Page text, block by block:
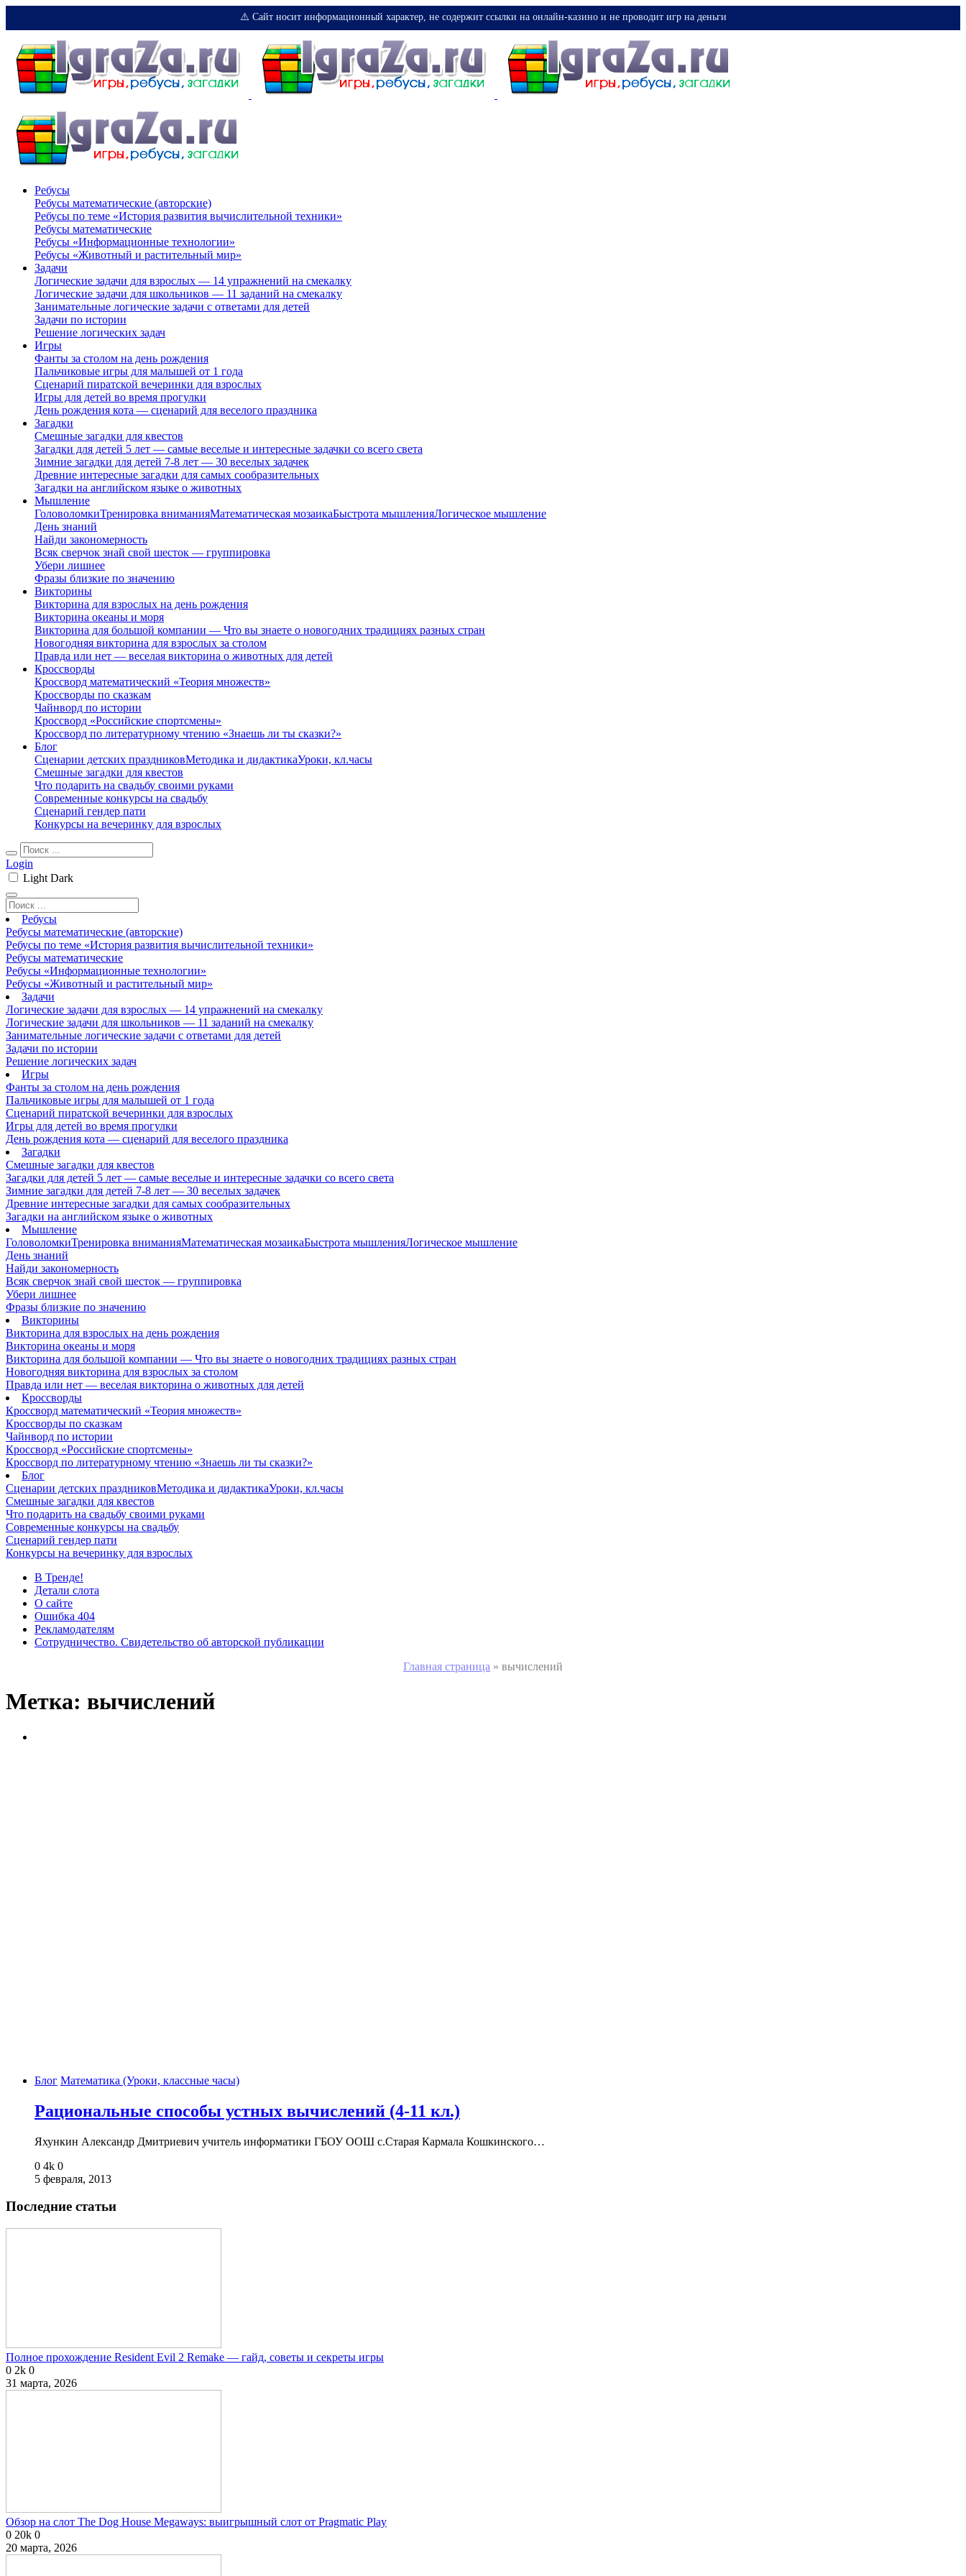
⚠️ Сайт носит информационный характер, не содержит ссылки на онлайн-казино и не проводит игр на деньги
Ребусы
Ребусы математические (авторские)
Ребусы по теме «История развития вычислительной техники»
Ребусы математические
Ребусы «Информационные технологии»
Ребусы «Животный и растительный мир»
Задачи
Логические задачи для взрослых — 14 упражнений на смекалку
Логические задачи для школьников — 11 заданий на смекалку
Занимательные логические задачи с ответами для детей
Задачи по истории
Решение логических задач
Игры
Фанты за столом на день рождения
Пальчиковые игры для малышей от 1 года
Сценарий пиратской вечеринки для взрослых
Игры для детей во время прогулки
День рождения кота — сценарий для веселого праздника
Загадки
Смешные загадки для квестов
Загадки для детей 5 лет — самые веселые и интересные задачки со всего света
Зимние загадки для детей 7-8 лет — 30 веселых задачек
Древние интересные загадки для самых сообразительных
Загадки на английском языке о животных
Мышление
ГоловоломкиТренировка вниманияМатематическая мозаикаБыстрота мышленияЛогическое мышление
День знаний
Найди закономерность
Всяк сверчок знай свой шесток — группировка
Убери лишнее
Фразы близкие по значению
Викторины
Викторина для взрослых на день рождения
Викторина океаны и моря
Викторина для большой компании — Что вы знаете о новогодних традициях разных стран
Новогодняя викторина для взрослых за столом
Правда или нет — веселая викторина о животных для детей
Кроссворды
Кроссворд математический «Теория множеств»
Кроссворды по сказкам
Чайнворд по истории
Кроссворд «Российские спортсмены»
Кроссворд по литературному чтению «Знаешь ли ты сказки?»
Блог
Сценарии детских праздниковМетодика и дидактикаУроки, кл.часы
Смешные загадки для квестов
Что подарить на свадьбу своими руками
Современные конкурсы на свадьбу
Сценарий гендер пати
Конкурсы на вечеринку для взрослых
Login
Light Dark
Ребусы
Ребусы математические (авторские)
Ребусы по теме «История развития вычислительной техники»
Ребусы математические
Ребусы «Информационные технологии»
Ребусы «Животный и растительный мир»
Задачи
Логические задачи для взрослых — 14 упражнений на смекалку
Логические задачи для школьников — 11 заданий на смекалку
Занимательные логические задачи с ответами для детей
Задачи по истории
Решение логических задач
Игры
Фанты за столом на день рождения
Пальчиковые игры для малышей от 1 года
Сценарий пиратской вечеринки для взрослых
Игры для детей во время прогулки
День рождения кота — сценарий для веселого праздника
Загадки
Смешные загадки для квестов
Загадки для детей 5 лет — самые веселые и интересные задачки со всего света
Зимние загадки для детей 7-8 лет — 30 веселых задачек
Древние интересные загадки для самых сообразительных
Загадки на английском языке о животных
Мышление
ГоловоломкиТренировка вниманияМатематическая мозаикаБыстрота мышленияЛогическое мышление
День знаний
Найди закономерность
Всяк сверчок знай свой шесток — группировка
Убери лишнее
Фразы близкие по значению
Викторины
Викторина для взрослых на день рождения
Викторина океаны и моря
Викторина для большой компании — Что вы знаете о новогодних традициях разных стран
Новогодняя викторина для взрослых за столом
Правда или нет — веселая викторина о животных для детей
Кроссворды
Кроссворд математический «Теория множеств»
Кроссворды по сказкам
Чайнворд по истории
Кроссворд «Российские спортсмены»
Кроссворд по литературному чтению «Знаешь ли ты сказки?»
Блог
Сценарии детских праздниковМетодика и дидактикаУроки, кл.часы
Смешные загадки для квестов
Что подарить на свадьбу своими руками
Современные конкурсы на свадьбу
Сценарий гендер пати
Конкурсы на вечеринку для взрослых
В Тренде!
Детали слота
О сайте
Ошибка 404
Рекламодателям
Сотрудничество. Свидетельство об авторской публикации
Главная страница » вычислений
Метка: вычислений
Блог Математика (Уроки, классные часы)
Рациональные способы устных вычислений (4-11 кл.)
Яхункин Александр Дмитриевич учитель информатики ГБОУ ООШ с.Старая Кармала Кошкинского…
0 4k 0
5 февраля, 2013
Последние статьи
Полное прохождение Resident Evil 2 Remake — гайд, советы и секреты игры
0 2k 0
31 марта, 2026
Обзор на слот The Dog House Megaways: выигрышный слот от Pragmatic Play
0 20k 0
20 марта, 2026